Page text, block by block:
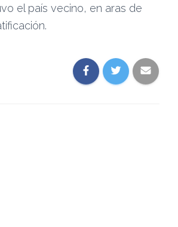
el país vecino, en aras de